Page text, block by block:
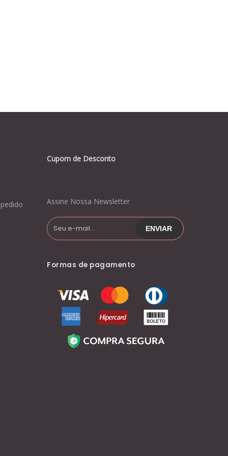
Cupom de Desconto
Assine Nossa Newsletter
Formas de pagamento